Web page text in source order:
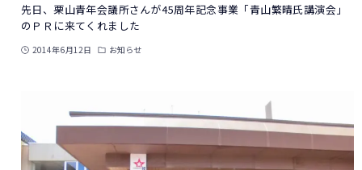
先日、栗山青年会議所さんが45周年記念事業「青山繁晴氏講演会」
のＰＲに来てくれました
2014年6月12日 お知らせ